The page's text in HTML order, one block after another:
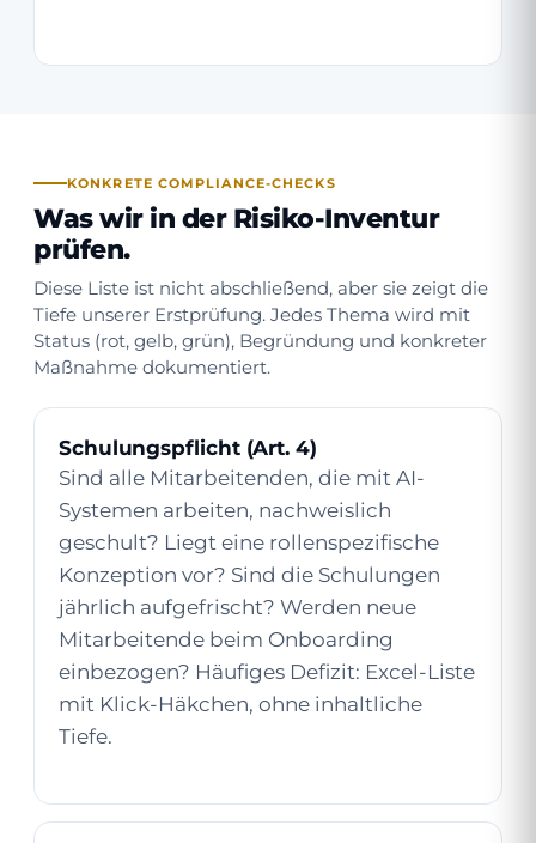
KONKRETE COMPLIANCE-CHECKS
Was wir in der Risiko-Inventur
prüfen.
Diese Liste ist nicht abschließend, aber sie zeigt die
Tiefe unserer Erstprüfung. Jedes Thema wird mit
Status (rot, gelb, grün), Begründung und konkreter
Maßnahme dokumentiert.
Schulungspflicht (Art. 4)
Sind alle Mitarbeitenden, die mit AI-
Systemen arbeiten, nachweislich
geschult? Liegt eine rollenspezifische
Konzeption vor? Sind die Schulungen
jährlich aufgefrischt? Werden neue
Mitarbeitende beim Onboarding
einbezogen? Häufiges Defizit: Excel-Liste
mit Klick-Häkchen, ohne inhaltliche
Tiefe.